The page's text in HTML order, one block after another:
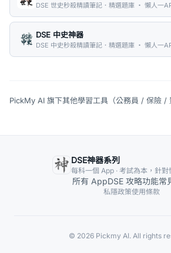
DSE 世史秒殺精讀筆記．精選題庫 ・ 懶人一
DSE 中史神器
DSE 中史秒殺精讀筆記．精選題庫 ・ 懶人一
PickMy AI 旗下其他學習工具（公務員 / 保險 /
DSE神器系列
每科一個 App · 考試為本，針
所有 AppDSE 攻略功能常
私隱政策使用條款
© 2026 Pickmy AI. All rights